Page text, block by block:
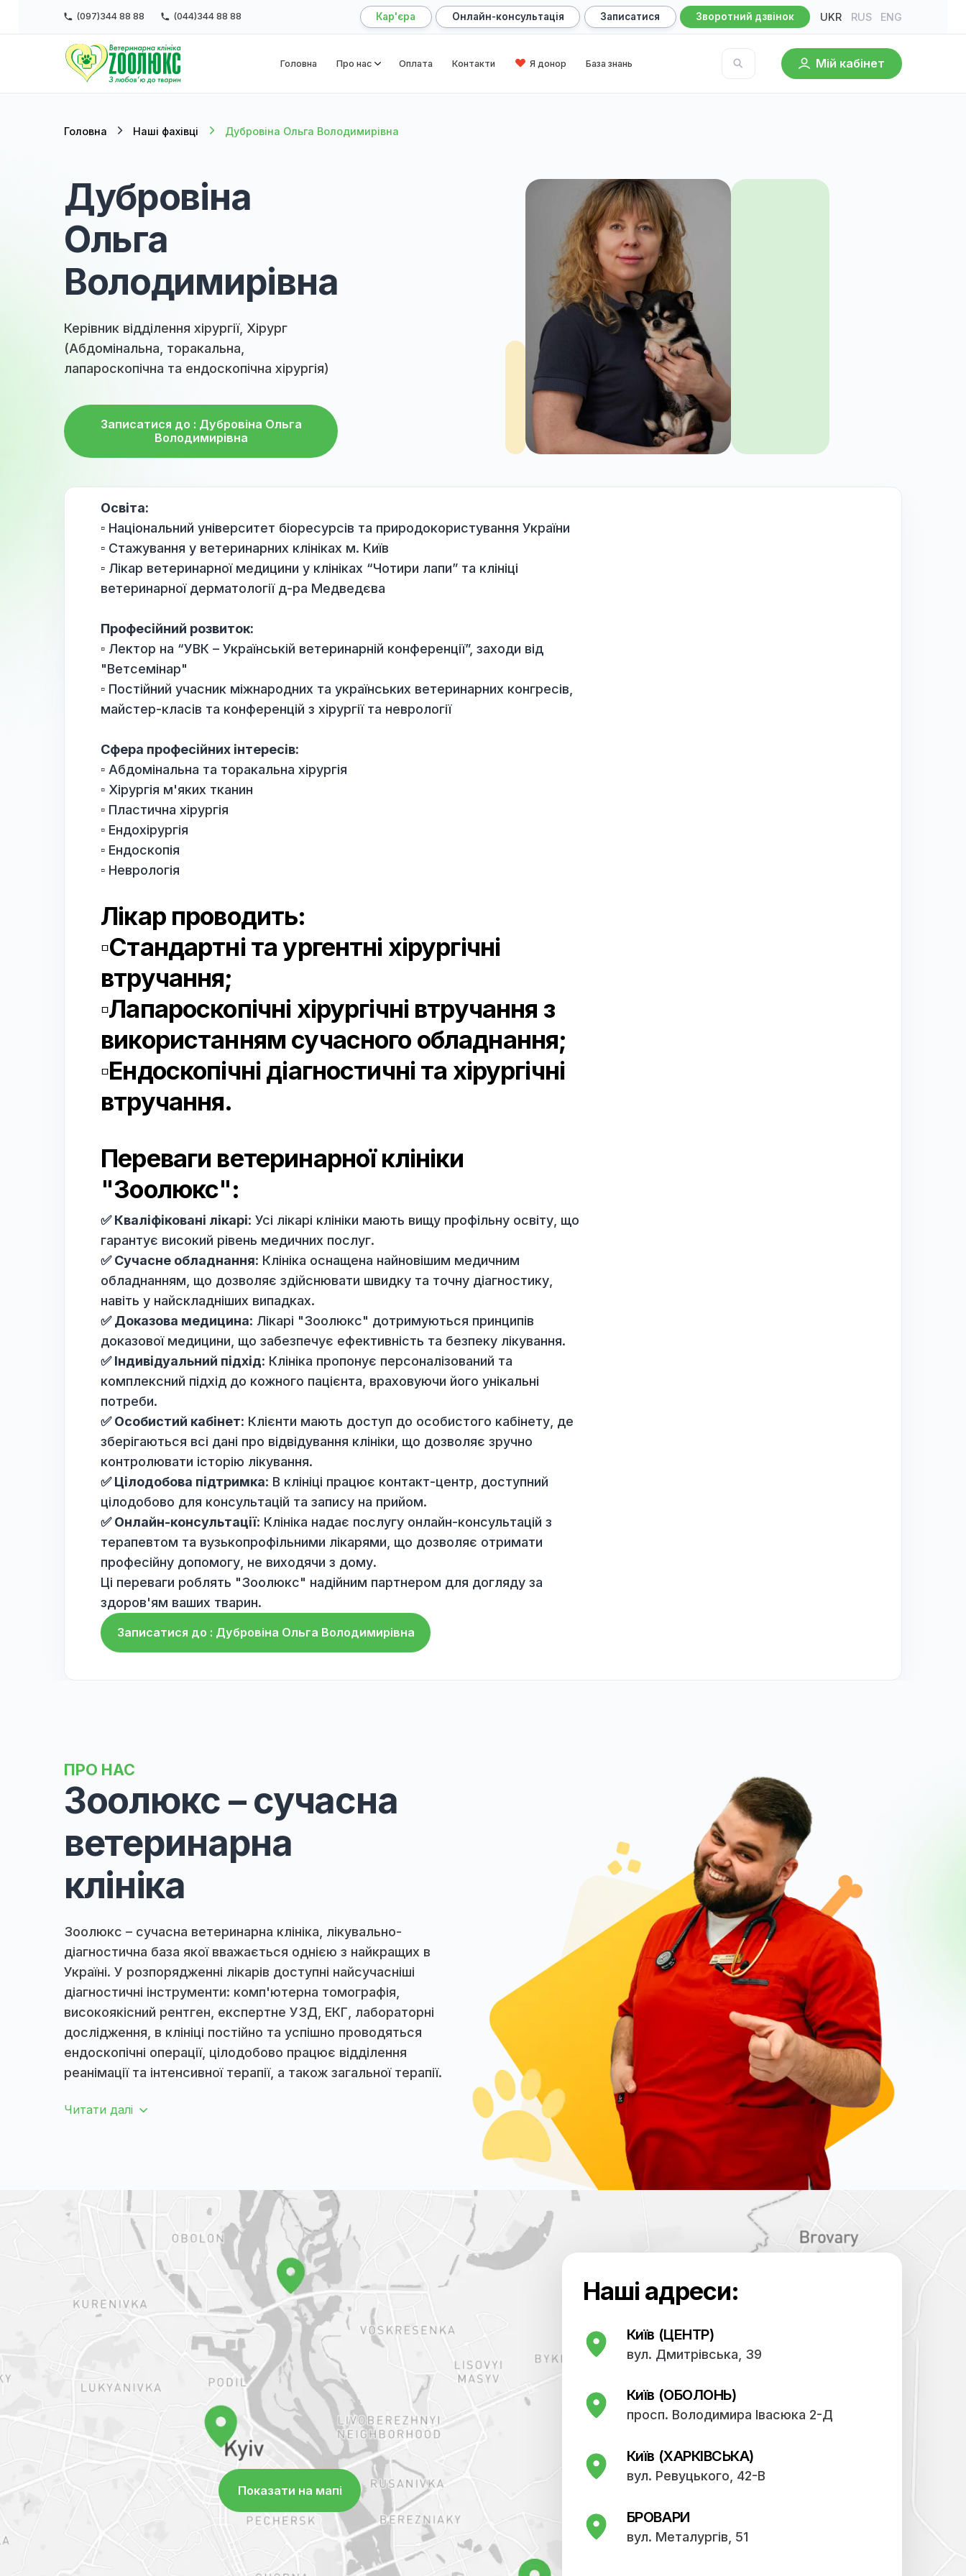
(097)344 88 88 (044)344 88 88 Кар'єра Онлайн-консультація Записатися Зворотний дзвінок
Головна Про нас Оплата Контакти Я донор
Дубровіна
Ольга
Володимирівна
Керівник відділення хірургії, Хірург
лапароскопічна та ендоскопічна хірургія)
Володимирівна
Освіта:
▫️ Національний університет біоресурсів та природокористування України
▫️ Лікар ветеринарної медицини у клініках “Чотири лапи” та клініці
ветеринарної дерматології д-ра Медведєва
Професійний розвиток:
▫️ Лектор на “УВК – Українській ветеринарній конференції”, заходи від
"Ветсемінар"
▫️ Постійний учасник міжнародних та українських ветеринарних конгресів,
майстер-класів та конференцій з хірургії та неврології
Сфера професійних інтересів:
▫️ Абдомінальна та торакальна хірургія
▫️ Хірургія м'яких тканин
▫️ Ендохірургія
▫️ Ендоскопія
▫️ Неврологія
Лікар проводить:
▫️Стандартні та ургентні хірургічні
втручання;
▫️Лапароскопічні хірургічні втручання з
використанням сучасного обладнання;
▫️Ендоскопічні діагностичні та хірургічні
втручання.
Переваги ветеринарної клініки
"Зоолюкс":
✅ Кваліфіковані лікарі: Усі лікарі клініки мають вищу профільну освіту, що
гарантує високий рівень медичних послуг.
✅ Сучасне обладнання
обладнанням, що дозволяє здійснювати швидку та точну діагностику,
навіть у найскладніших випадках.
✅ Доказова медицина: Лікарі "Зоолюкс" дотримуються принципів
доказової медицини, що забезпечує ефективність та безпеку лікування.
✅ Індивідуальний підхід : Клініка пропонує персоналізований та
комплексний підхід до кожного пацієнта, враховуючи його унікальні
потреби.
✅ Особистий кабінет: Клієнти мають доступ до особистого кабінету, де
зберігаються всі дані про відвідування клініки, що дозволяє зручно
контролювати історію лікування.
✅ Цілодобова підтримка
: В клініці працює контакт-центр, доступний
здоров'ям ваших тварин.
Записатися до : Дубровіна Ольга Володимирівна
ПРО НАС
Зоолюкс – сучасна
ветеринарна
клініка
Україні. У розпорядженні лікарів доступні найсучасніші
діагностичні інструменти: комп'ютерна томографія,
високоякісний рентген, експертне УЗД, ЕКГ, лабораторні
дослідження, в клініці постійно та успішно проводяться
ендоскопічні операції, цілодобово працює відділення
реанімації та інтенсивної терапії, а також загальної терапії.
Зоолюкс – сучасна ветеринарна клініка, лікувально-
діагностична база якої вважається однією з найкращих в
Україні. У розпорядженні лікарів доступні найсучасніші
діагностичні інструменти: комп'ютерна томографія,
високоякісний рентген, експертне УЗД, ЕКГ, лабораторні
дослідження, в клініці постійно та успішно проводяться
ендоскопічні операції, цілодобово працює відділення
реанімації та інтенсивної терапії, а також загальної терапії.
Читати далі
Наші адреси: